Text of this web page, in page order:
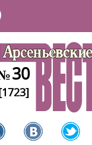
30